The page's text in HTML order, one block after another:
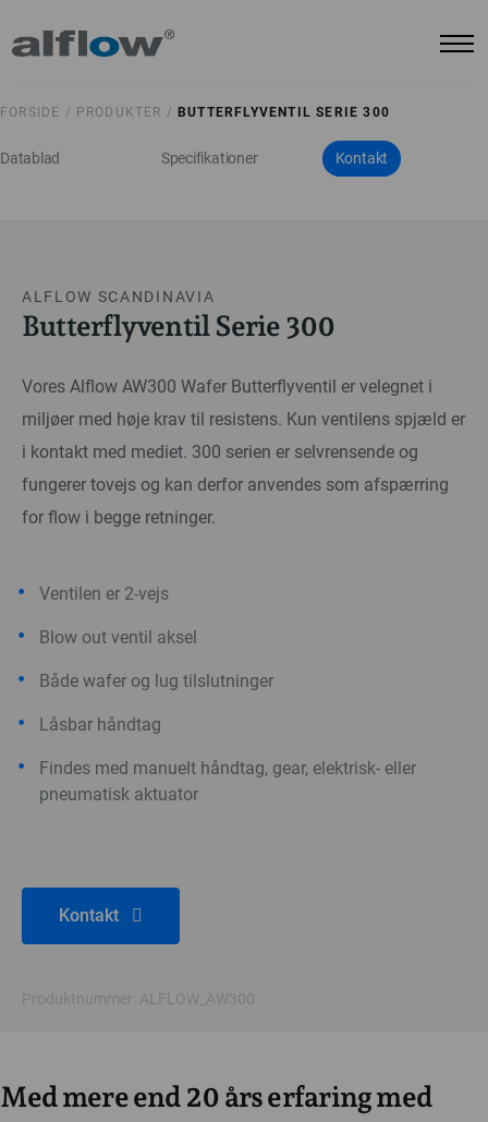
FORSIDE / PRODUKTER / BUTTERFLYVENTIL SERIE 300
Datablad Specifikationer Kontakt
ALFLOW SCANDINAVIA
Butterflyventil Serie 300
Vores Alflow AW300 Wafer Butterflyventil er velegnet i
miljøer med høje krav til resistens. Kun ventilens spjæld er
i kontakt med mediet. 300 serien er selvrensende og
fungerer tovejs og kan derfor anvendes som afspærring
for flow i begge retninger.
Ventilen er 2-vejs
Blow out ventil aksel
Både wafer og lug tilslutninger
Låsbar håndtag
Findes med manuelt håndtag, gear, elektrisk- eller
pneumatisk aktuator
Kontakt
Produktnummer: ALFLOW_AW300
Med mere end 20 års erfaring med